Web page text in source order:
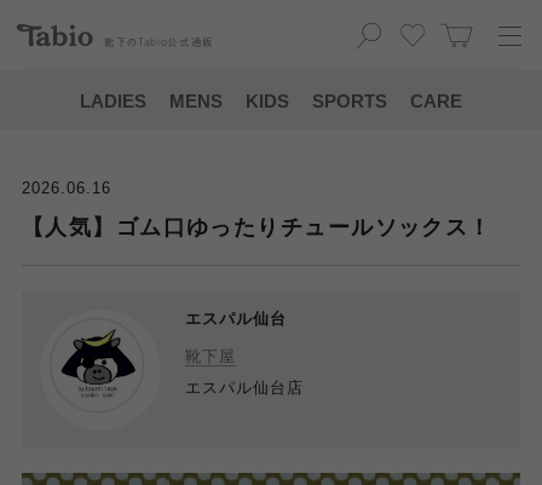
靴下の Tabio 公式通販
LADIES MENS KIDS SPORTS CARE
2026.06.16
【人気】ゴム口ゆったりチュールソックス！
エスパル仙台
靴下屋
エスパル仙台店